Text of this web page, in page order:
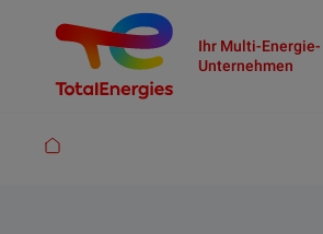
Ihr Multi-Energie-
Unternehmen
Pfadnavigation